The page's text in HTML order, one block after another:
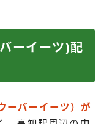
ーイーツ)配
ーバーイーツ）が